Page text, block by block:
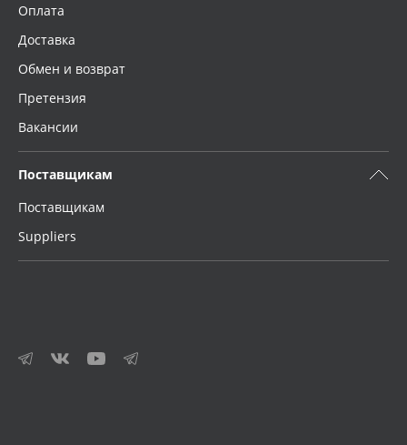
Оплата
Доставка
Обмен и возврат
Претензия
Вакансии
Поставщикам
Поставщикам
Suppliers